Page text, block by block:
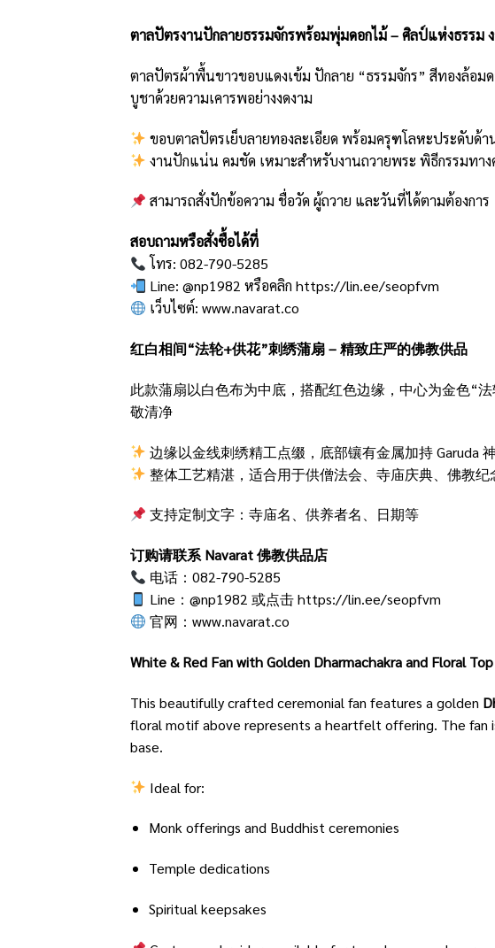
ตาลปัตรงานปักลายธรรมจักรพร้อมพุ่มดอกไม้ – ศิลป์แห่งธรรม
ตาลปัตรผ้าพื้นขาวขอบแดงเข้ม ปักลาย “ธรรมจักร” สีทองล้อม
บูชาด้วยความเคารพอย่างงดงาม
ขอบตาลปัตรเย็บลายทองละเอียด พร้อมครุฑโลหะประดับด้า
งานปักแน่น คมชัด เหมาะสำหรับงานถวายพระ พิธีกรรมทา
สามารถสั่งปักข้อความ ชื่อวัด ผู้ถวาย และวันที่ได้ตามต้องการ
สอบถามหรือสั่งซื้อได้ที่
โทร: 082-790-5285
Line: @np1982 หรือคลิกhttps://lin.ee/seopfvm
เว็บไซต์:www.navarat.co
红白相间“法轮+供花”刺绣蒲扇 – 精致庄严的佛教供品
此款蒲扇以白色布为中底，搭配红色边缘，中心为金色“
敬清净
边缘以金线刺绣精工点缀，底部镶有金属加持 Garuda
整体工艺精湛，适合用于供僧法会、寺庙庆典、佛教纪
支持定制文字：寺庙名、供养者名、日期等
订购请联系 Navarat 佛教供品店
电话：082-790-5285
Line：@np1982 或点击https://lin.ee/seopfvm
官网：www.navarat.co
White & Red Fan with Golden Dharmachakra and Floral
This beautifully crafted ceremonial fan features a golden
floral motif above represents a heartfelt offering. The fan
base.
Ideal for:
Monk offerings and Buddhist ceremonies
Temple dedications
Spiritual keepsakes